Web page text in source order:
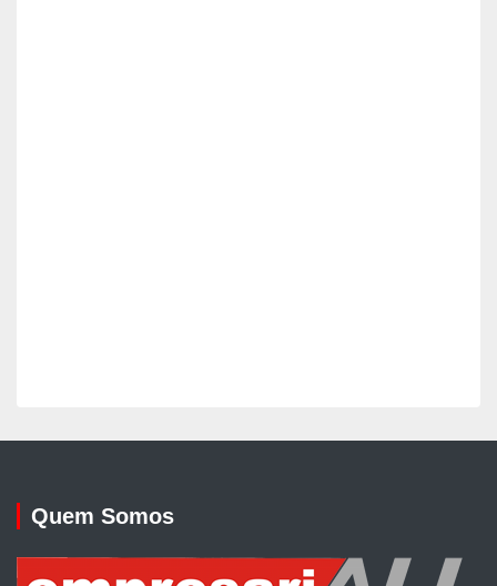
Quem Somos